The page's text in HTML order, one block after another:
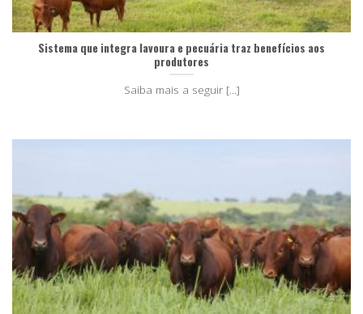
Sistema que integra lavoura e pecuária traz benefícios aos
produtores
Saiba mais a seguir [...]